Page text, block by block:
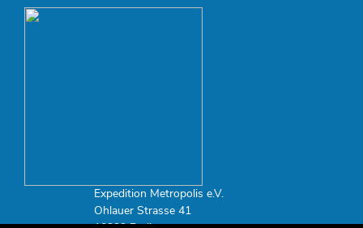
Expedition Metropolis e.V.
Ohlauer Strasse 41